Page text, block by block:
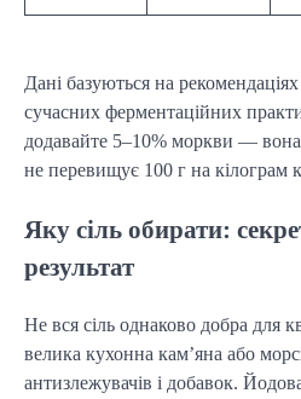
Дані базуються на
сучасних ферментаційних
додавайте 5–10% моркви — вона
не перевищує 100 г на кілограм
Яку сіль обирати:
результат
Не вся сіль однаково добра
велика кухонна кам’яна або
антизлежувачів і добавок.